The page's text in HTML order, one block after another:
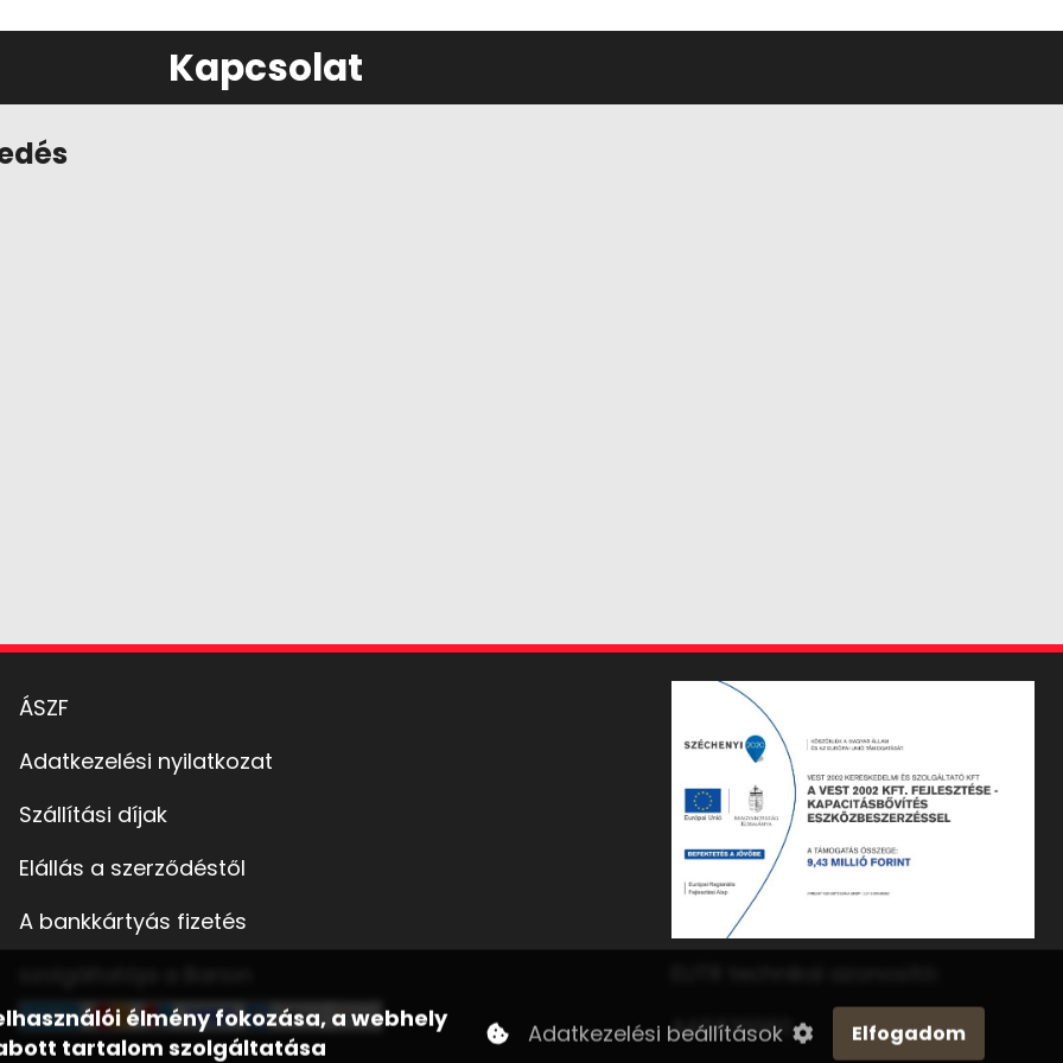
Kapcsolat
ÁSZF
Adatkezelési nyilatkozat
Szállítási díjak
Elállás a szerződéstől
A bankkártyás fizetés
AA5839960
élmény fokozása, a webhely
tartalom szolgáltatása
Adatkezelési beállítások Elfogadom